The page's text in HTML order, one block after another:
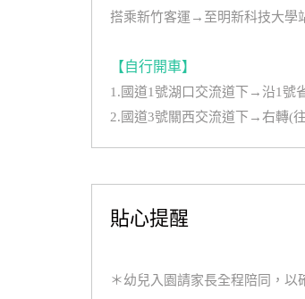
搭乘新竹客運→至明新科技大
【自行開車】
1.國道1號湖口交流道下→沿1號
2.國道3號關西交流道下→右轉(
貼心提醒
＊幼兒入園請家長全程陪同，以